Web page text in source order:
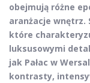
obejmują różne
aranżacje wnętrz.
które
luksusowymi
jak Pałac w
kontrasty,